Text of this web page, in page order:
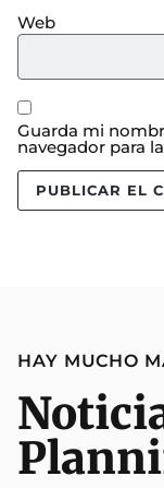
Web
Guarda mi
navegador para
HAY MUCHO